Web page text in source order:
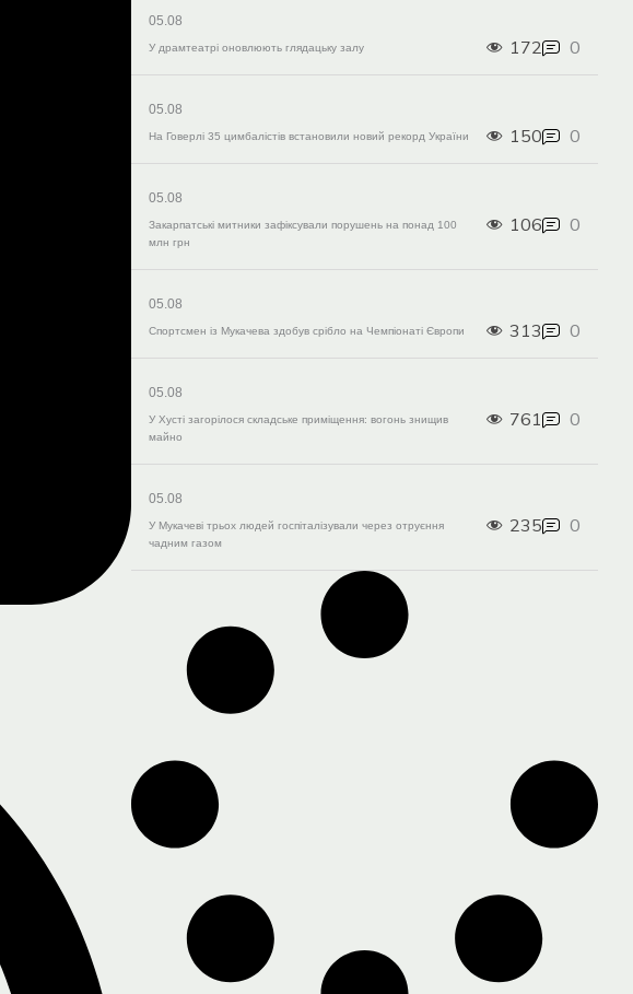
У драмтеатрі оновлюють глядацьку залу
05.08
172 0
На Говерлі 35 цимбалістів встановили новий рекорд України
05.08
150 0
Закарпатські митники зафіксували порушень на понад 100
млн грн
05.08
106 0
Спортсмен із Мукачева здобув срібло на Чемпіонаті Європи
05.08
313 0
У Хусті загорілося складське приміщення: вогонь знищив
майно
05.08
761 0
У Мукачеві трьох людей госпіталізували через отруєння
чадним газом
05.08
235 0